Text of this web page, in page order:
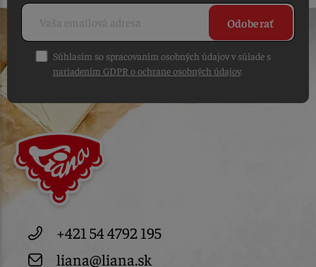
Odoberať
Súhlasím so spracovaním osobných údajov v súlade s
nariadením GDPR o ochrane osobných údajov.
+421 54 4792 195
liana@liana.sk